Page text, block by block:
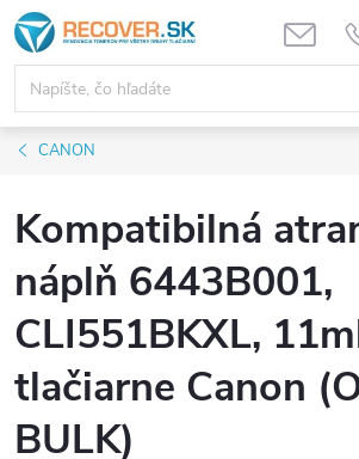
Prejsť
na
obsah
CANON
Kompatibilná
náplň 6443B001,
CLI551BKXL,
tlačiarne Canon
BULK)